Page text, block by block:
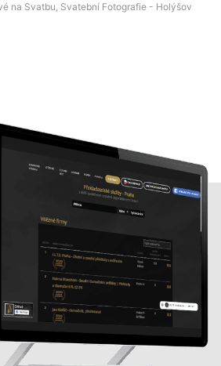
na Svatbu, Svatební Fotografie - Holýšov